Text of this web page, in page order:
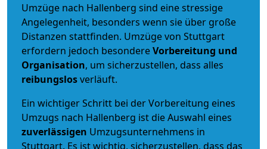
Umzüge nach Hallenberg sind eine stressige
Angelegenheit, besonders wenn sie über große
Distanzen stattfinden. Umzüge von Stuttgart
erfordern jedoch besondereVorbereitung und
Organisation, um sicherzustellen, dass alles
reibungslosverläuft.
Ein wichtiger Schritt bei der Vorbereitung eines
Umzugs nach Hallenberg ist die Auswahl eines
zuverlässigen Umzugsunternehmens in
Stuttgart. Es ist wichtig, sicherzustellen, dass das